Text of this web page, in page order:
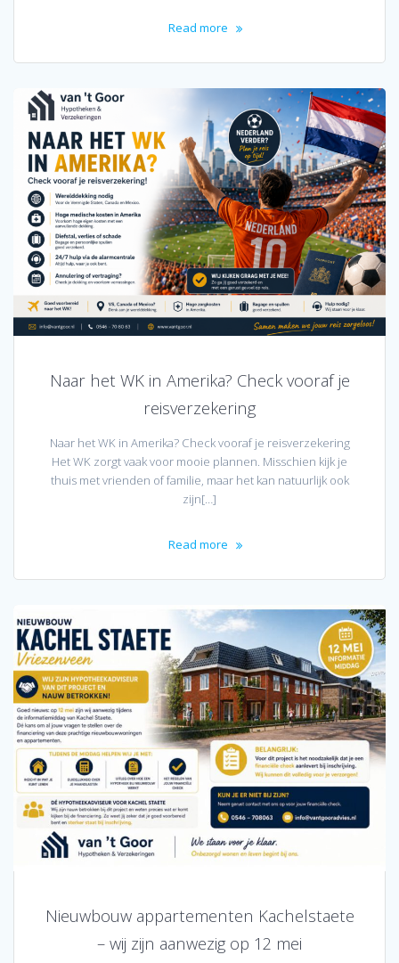
Read more
Naar het WK in Amerika? Check vooraf je
reisverzekering
Naar het WK in Amerika? Check vooraf je reisverzekering
Het WK zorgt vaak voor mooie plannen. Misschien kijk je
thuis met vrienden of familie, maar het kan natuurlijk ook
zijn[…]
Read more
Nieuwbouw appartementen Kachelstaete
– wij zijn aanwezig op 12 mei